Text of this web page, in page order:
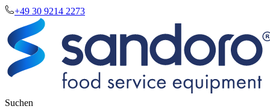
+49 30 9214 2273
Suchen